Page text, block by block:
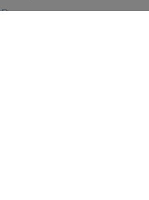
pdf, 257.8 kB, öppnas i nytt fönster.